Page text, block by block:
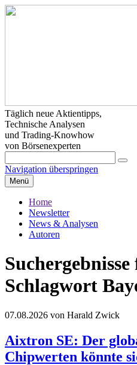
Täglich neue Aktientipps,
Technische Analysen
und Trading-Knowhow
von Börsenexperten
Navigation überspringen
Menü
Home
Newsletter
News & Analysen
Autoren
Schlagwort
07.08.2026 von Harald Zwick
Aixtron SE: Der
Chipwerten könnte